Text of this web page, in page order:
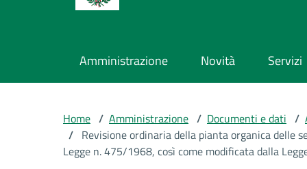
Amministrazione Novità Servizi
Home / Amministrazione / Documenti e dati /
/ Revisione ordinaria della pianta organica delle
Legge n. 475/1968, così come modificata dalla